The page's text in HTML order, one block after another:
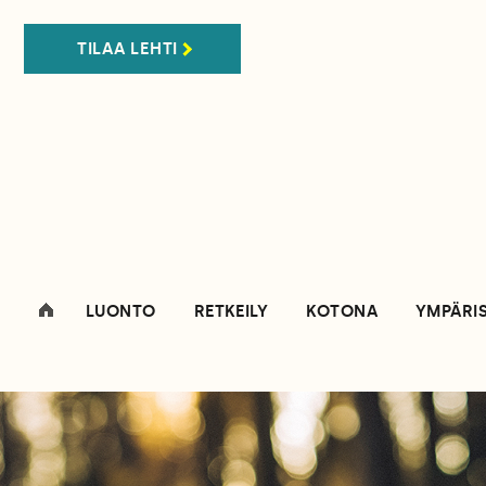
TILAA LEHTI
LUONTO RETKEILY KOTONA